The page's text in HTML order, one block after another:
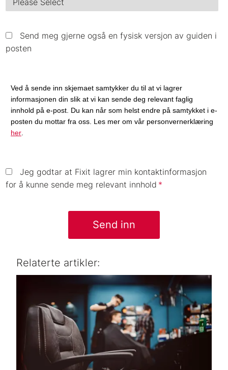
Send meg gjerne også en fysisk versjon av guiden i
posten
Ved å sende inn skjemaet samtykker du til at vi lagrer
informasjonen din slik at vi kan sende deg relevant faglig
innhold på e-post. Du kan når som helst endre på samtykket i e-
posten du mottar fra oss. Les mer om vår personvernerklæring
her
Jeg godtar at Fixit lagrer min kontaktinformasjon
for å kunne sende meg relevant innhold *
Relaterte artikler: